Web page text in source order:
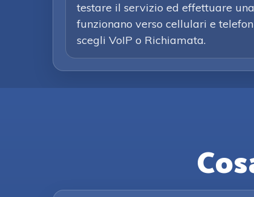
testare il servizio ed effettuare
funzionano verso cellulari e
scegli VoIP o Richiamata.